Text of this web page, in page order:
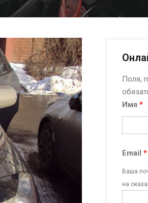
Поля,
Имя*
Email*
Ваша
на